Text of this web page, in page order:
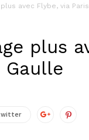
avec Flybe, via
plus
Gaulle